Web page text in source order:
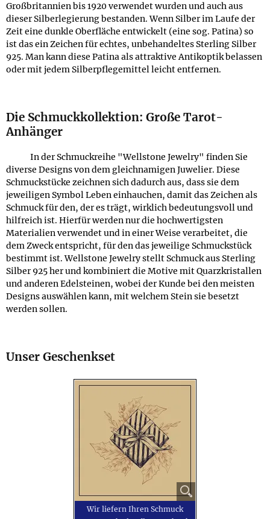
Großbritannien bis 1920 verwendet wurden und auch aus
dieser Silberlegierung bestanden. Wenn Silber im Laufe der
Zeit eine dunkle Oberfläche entwickelt (eine sog. Patina) so
ist das ein Zeichen für echtes, unbehandeltes Sterling Silber
925. Man kann diese Patina als attraktive Antikoptik belassen
oder mit jedem Silberpflegemittel leicht entfernen.
Die Schmuckkollektion: Große Tarot-
Anhänger
In der Schmuckreihe "Wellstone Jewelry" finden Sie
diverse Designs von dem gleichnamigen Juwelier. Diese
Schmuckstücke zeichnen sich dadurch aus, dass sie dem
jeweiligen Symbol Leben einhauchen, damit das Zeichen als
Schmuck für den, der es trägt, wirklich bedeutungsvoll und
hilfreich ist. Hierfür werden nur die hochwertigsten
Materialien verwendet und in einer Weise verarbeitet, die
dem Zweck entspricht, für den das jeweilige Schmuckstück
bestimmt ist. Wellstone Jewelry stellt Schmuck aus Sterling
Silber 925 her und kombiniert die Motive mit Quarzkristallen
und anderen Edelsteinen, wobei der Kunde bei den meisten
Designs auswählen kann, mit welchem Stein sie besetzt
werden sollen.
Unser Geschenkset
Wir liefern Ihren Schmuck